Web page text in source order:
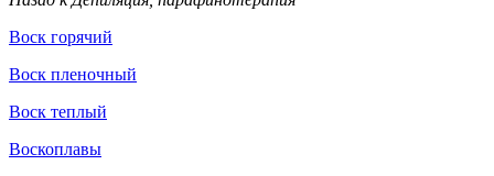
Воск горячий
Воск пленочный
Воск теплый
Воскоплавы